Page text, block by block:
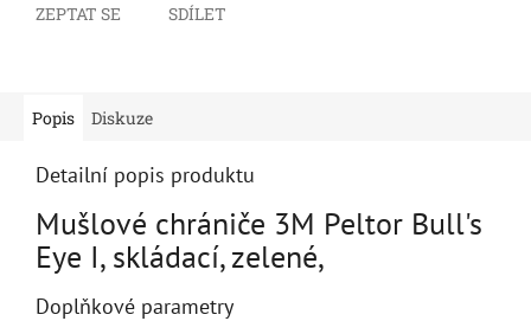
ZEPTAT SE SDÍLET
Popis Diskuze
Detailní popis produktu
Mušlové chrániče 3M Peltor Bull's
Eye I, skládací, zelené,
Doplňkové parametry